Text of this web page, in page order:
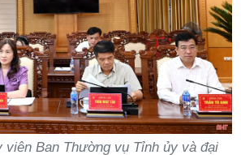
viên Ban Thường vụ Tỉnh ủy và đại